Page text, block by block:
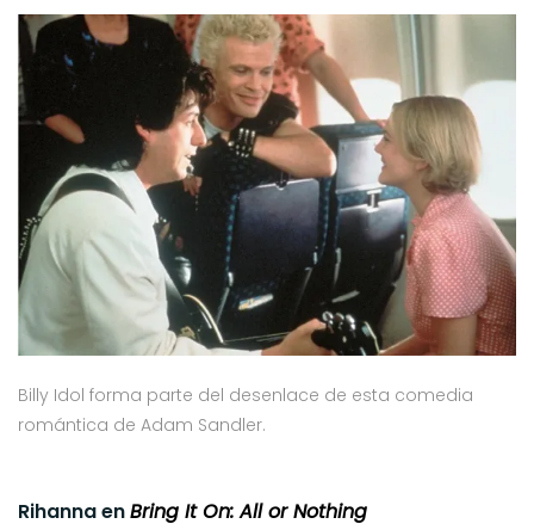
Billy Idol forma parte del desenlace de esta comedia
romántica de Adam Sandler.
Rihanna enBring It On: All or Nothing